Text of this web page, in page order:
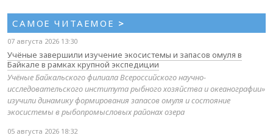
САМОЕ ЧИТАЕМОЕ >
07 августа 2026 13:30
Учёные завершили изучение экосистемы и запасов омуля в
Байкале в рамках крупной экспедиции
Учёные Байкальского филиала Всероссийского научно-
исследовательского института рыбного хозяйства и океанографии»
изучили динамику формирования запасов омуля и состояние
экосистемы в рыбопромысловых районах озера
05 августа 2026 18:32